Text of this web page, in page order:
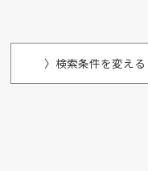
〉検索条件を変える